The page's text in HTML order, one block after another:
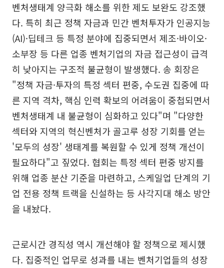
벤처생태계 양극화 해소를 위한 제도 보완도 강조했
다. 특히 최근 정책 자금과 민간 벤처투자가 인공지능
(AI)·딥테크 등 특정 분야에 집중되면서 제조·바이오·
소부장 등 다른 업종 벤처기업의 자금 접근성이 급격
히 낮아지는 구조적 불균형이 발생했다. 송 회장은
"정책 자금·투자의 특정 섹터 편중, 수도권 집중에 따
른 지역 격차, 핵심 인력 확보의 어려움이 중첩되면서
벤처생태계 내 불균형이 심화하고 있다"며 "다양한
섹터와 지역의 혁신벤처가 골고루 성장 기회를 얻는
'모두의 성장' 생태계를 복원할 수 있게 정책 개선이
필요하다"고 짚었다. 협회는 특정 섹터 편중 방지를
위해 업종 분산 기준을 마련하고, 스케일업 단계의 기
업 전용 정책 트랙을 신설하는 등 사각지대 해소 방안
을 내놨다.
근로시간 경직성 역시 개선해야 할 정책으로 제시했
다. 집중적인 업무로 성과를 내는 벤처기업들의 성장